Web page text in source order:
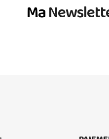
Ma